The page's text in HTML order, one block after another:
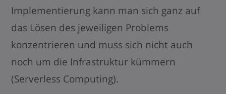
Implementierung kann man sich ganz auf
das Lösen des jeweiligen Problems
konzentrieren und muss sich nicht auch
noch um die Infrastruktur kümmern
(Serverless Computing).